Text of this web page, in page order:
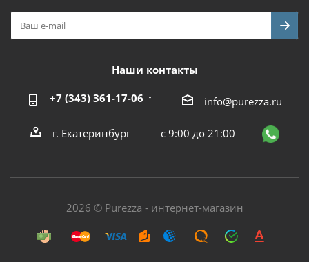
Наши контакты
+7 (343) 361-17-06 info@purezza.ru
г. Екатеринбург с 9:00 до 21:00
2026 © Purezza - интернет-магазин